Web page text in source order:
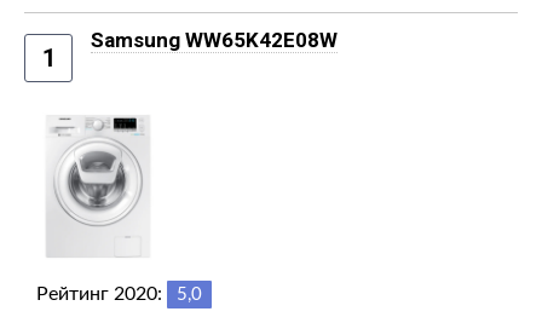
1
Samsung WW65K42E08W
Рейтинг 2020: 5,0